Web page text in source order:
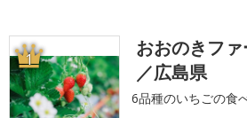
1
おおのきフ
／広島県
6品種のいちごの食